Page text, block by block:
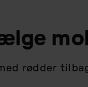
rødder